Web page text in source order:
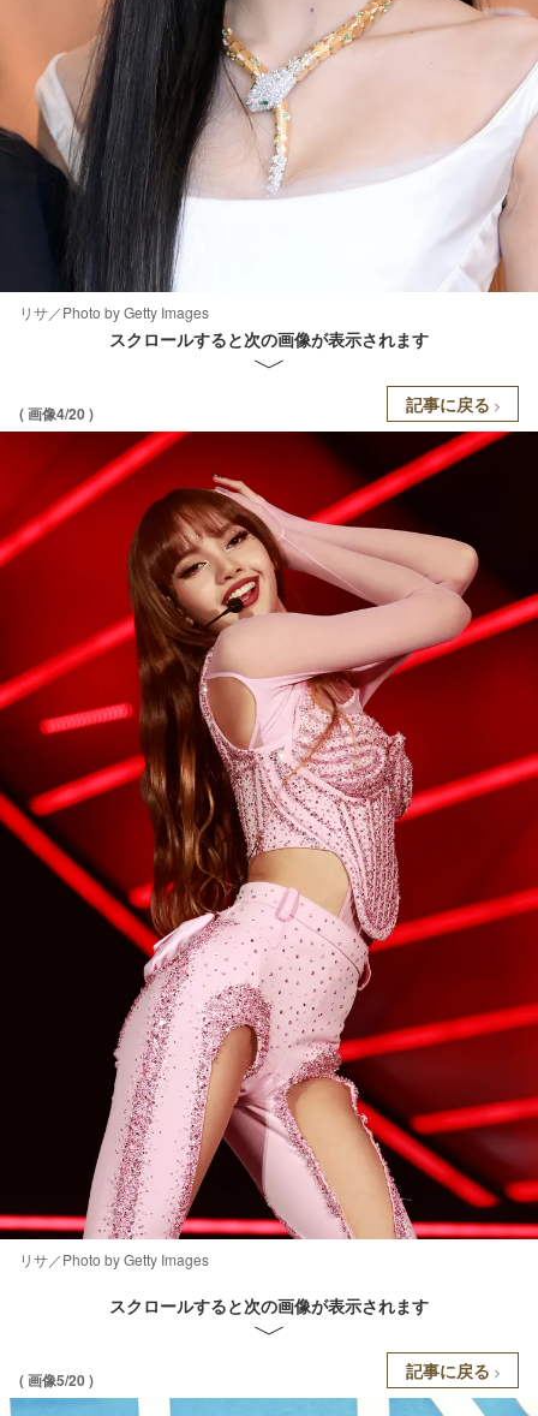
リサ／Photo by Getty Images
スクロールすると次の画像が表示されます
( 画像4/20 ) 記事に戻る
リサ／Photo by Getty Images
スクロールすると次の画像が表示されます
( 画像5/20 ) 記事に戻る